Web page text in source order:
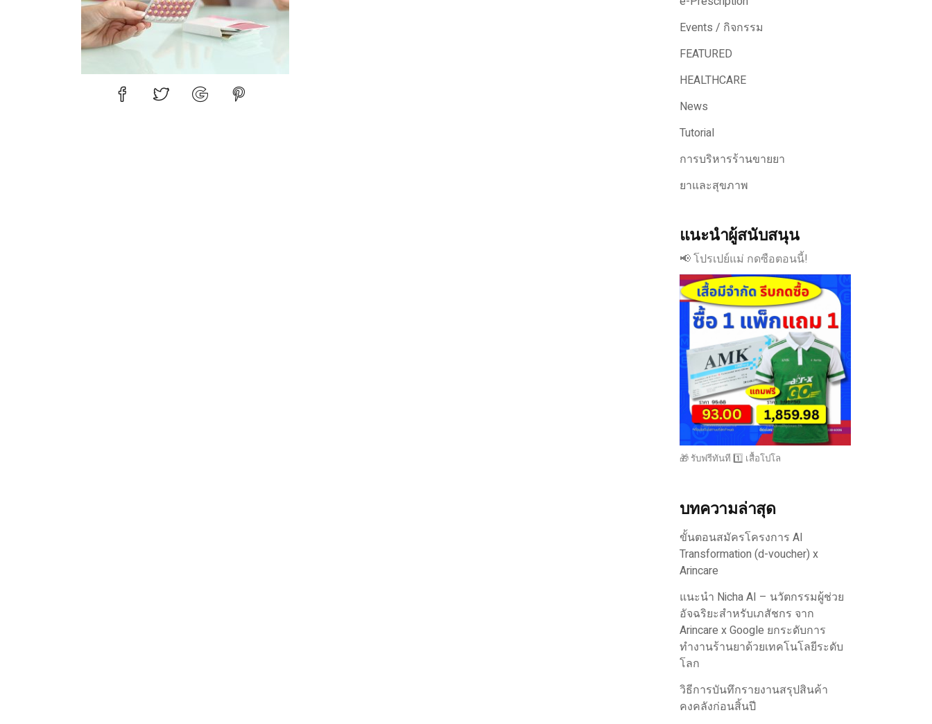
Events / กิจกรรม
FEATURED
HEALTHCARE
News
Tutorial
การบริหารร้านขายยา
ยาและสุขภาพ
แนะนำผู้สนับสนุน
📢 โปรเปย์แม่ กดซือตอนนี้!
🎁 รับฟรีทันที 1️⃣ เสื้อโปโล
บทความล่าสุด
ขั้นตอนสมัครโครงการ AI
Transformation (d-voucher) x
Arincare
แนะนำ Nicha AI – นวัตกรรมผู้ช่วย
อัจฉริยะสำหรับเภสัชกร จาก
Arincare x Google ยกระดับการ
ทำงานร้านยาด้วยเทคโนโลยีระดับ
โลก
วิธีการบันทึกรายงานสรุปสินค้า
คงคลังก่อนสิ้นปี